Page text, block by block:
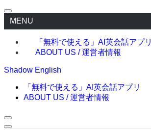
MENU
「無料で使える」AI英会話アプリ
ABOUT US / 運営者情報
Shadow English
「無料で使える」AI英会話アプリ
ABOUT US / 運営者情報